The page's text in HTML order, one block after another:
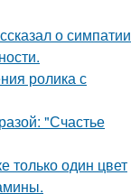
о симпатии
ролика с
"Счастье
только один цвет